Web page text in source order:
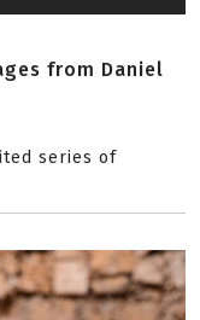
from Daniel
series of